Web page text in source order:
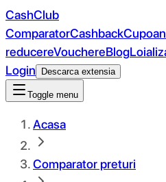
CashClub
ComparatorCashback
reducereVouchereBlog
Login
Descarca extensia
Toggle menu
Acasa
Comparator preturi